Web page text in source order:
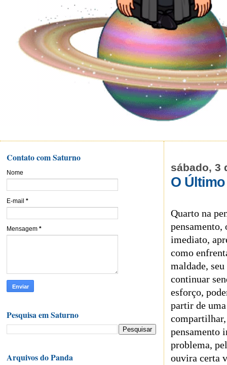
sábado, 3
O
Quarto na
pensamento,
imediato,
como
maldade,
continuar
esforço,
partir de
pensamento
problema,
ouvira certa
Contato com Saturno
Nome
E-mail *
Mensagem *
Pesquisa em Saturno
Arquivos do Panda